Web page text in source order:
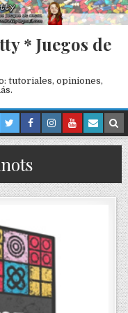
* Juegos de
tutoriales, opiniones,